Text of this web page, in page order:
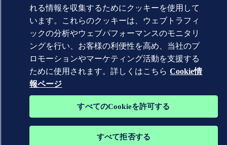
れる情報を収集するためにクッキーを使用して
います。これらのクッキーは、ウェブトラフィ
ックの分析やウェブパフォーマンスのモニタリ
ングを行い、お客様の利便性を高め、当社のプ
ロモーションやマーケティング活動を支援する
ために使用されます。詳しくはこちら Cookie情
報ページ
すべてのCookieを許可する
すべて拒否する